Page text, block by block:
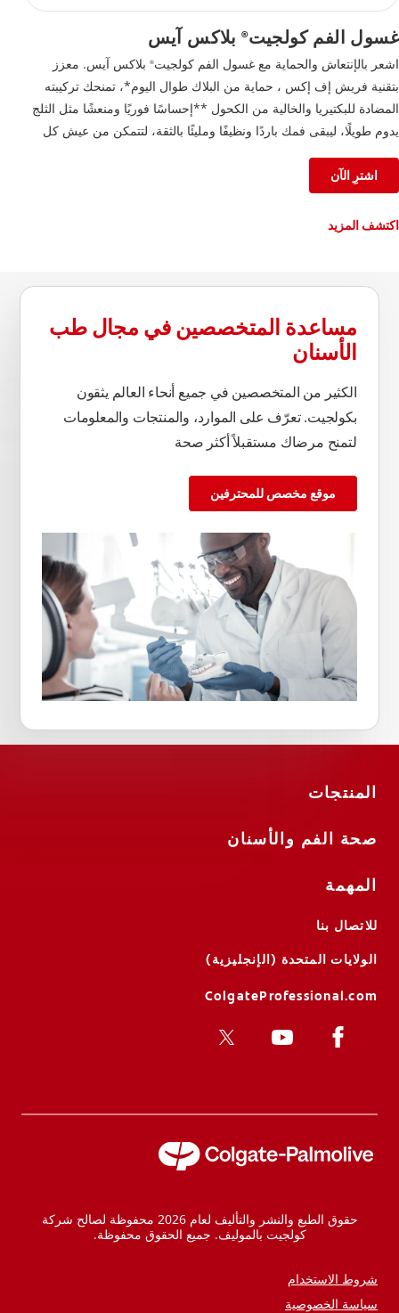
غسول الفم كولجيت®بلاكس آيس
اشعر بالإنتعاش والحماية مع غسول الفم كولجيت® بلاكس آيس. معزز
بتقنية فريش إف إكس ، حماية من البلاك طوال اليوم*، تمنحك تركيبته
المضادة للبكتيريا والخالية من الكحول **إحساسًا فوريًا ومنعشًا مثل الثلج
يدوم طويلًا، ليبقى فمك باردًا ونظيفًا ومليئًا بالثقة، لتتمكن من عيش كل
اشترِ الآن
اكتشف المزيد
مساعدة المتخصصين في مجال طب
الأسنان
الكثير من المتخصصين في جميع أنحاء العالم يثقون
بكولجيت. تعرّف على الموارد، والمنتجات والمعلومات
لتمنح مرضاك مستقبلاً أكثر صحة
موقع مخصص للمحترفين
المنتجات
صحة الفم والأسنان
المهمة
للاتصال بنا
الولايات المتحدة (الإنجليزية)
ColgateProfessional.com
حقوق الطبع والنشر والتأليف لعام 2026 محفوظة لصالح شركة
كولجيت بالموليف. جميع الحقوق محفوظة.
شروط الاستخدام
سياسة الخصوصية